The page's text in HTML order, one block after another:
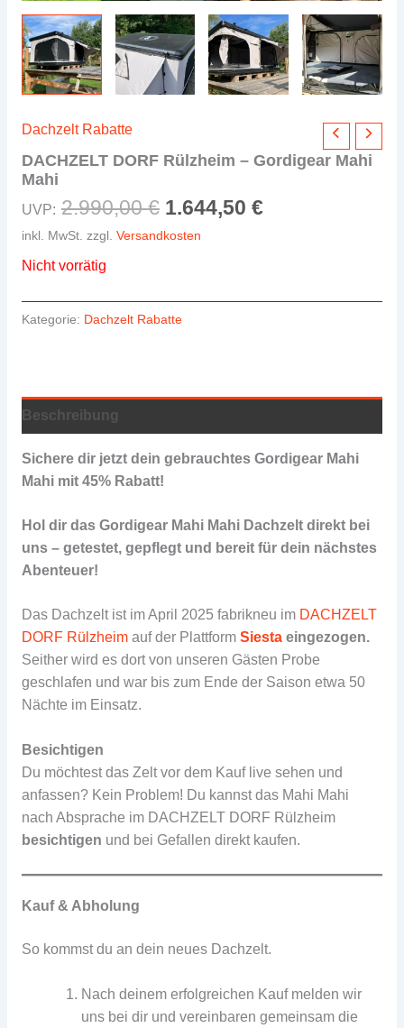
Dachzelt Rabatte
DACHZELT DORF Rülzheim – Gordigear Mahi
Mahi
UVP: 2.990,00€ Ursprünglicher
Preis
1.644,50 €Aktueller
inkl. MwSt. zzgl. Versandkosten
Nicht vorrätig
Kategorie: Dachzelt Rabatte
Beschreibung
Sichere dir jetzt dein gebrauchtes Gordigear Mahi
Mahi mit 45% Rabatt!
Hol dir das Gordigear Mahi Mahi Dachzelt direkt bei
uns – getestet, gepflegt und bereit für dein nächstes
Abenteuer!
Das Dachzelt ist im April 2025 fabrikneu im DACHZELT
DORF Rülzheimauf der Plattform Siestaeingezogen.
Seither wird es dort von unseren Gästen Probe
geschlafen und war bis zum Ende der Saison etwa 50
Nächte im Einsatz.
Besichtigen
Du möchtest das Zelt vor dem Kauf live sehen und
anfassen? Kein Problem! Du kannst das Mahi Mahi
nach Absprache im DACHZELT DORF Rülzheim
besichtigen und bei Gefallen direkt kaufen.
Kauf & Abholung
So kommst du an dein neues Dachzelt.
Nach deinem erfolgreichen Kauf melden wir
uns bei dir und vereinbaren gemeinsam die